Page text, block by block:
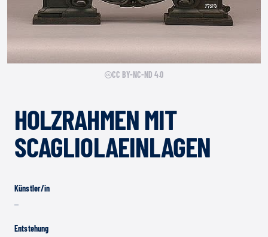
CC BY-NC-ND 4.0
HOLZRAHMEN MIT
SCAGLIOLAEINLAGEN
Künstler/in
–
Entstehung